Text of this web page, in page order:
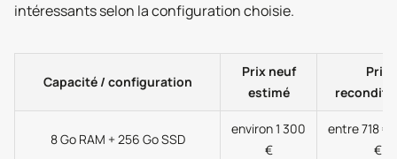
intéressants selon la configuration choisie.
Capacité / configuration
Prix neuf
estimé
Prix
8 Go RAM + 256 Go SSD
environ 1 300
€
entre 718 €
€